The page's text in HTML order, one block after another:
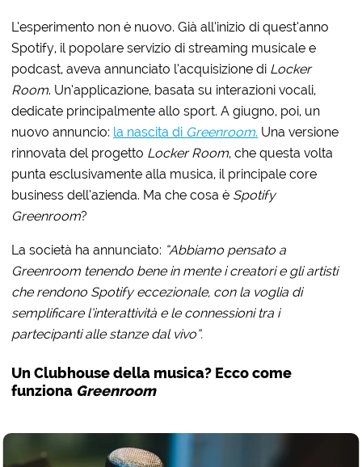
L’esperimento non è nuovo. Già all’inizio di quest’anno
Spotify, il popolare servizio di streaming musicale e
podcast, aveva annunciato l’acquisizione di Locker
Room. Un’applicazione, basata su interazioni vocali,
dedicate principalmente allo sport. A giugno, poi, un
nuovo annuncio: la nascita di Greenroom. Una versione
rinnovata del progetto Locker Room, che questa volta
punta esclusivamente alla musica, il principale core
business dell’azienda. Ma che cosa è Spotify
Greenroom?
La società ha annunciato: “Abbiamo pensato a
Greenroom tenendo bene in mente i creatori e gli artisti
che rendono Spotify eccezionale, con la voglia di
semplificare l’interattività e le connessioni tra i
partecipanti alle stanze dal vivo”.
Un Clubhouse della musica? Ecco come
funziona Greenroom